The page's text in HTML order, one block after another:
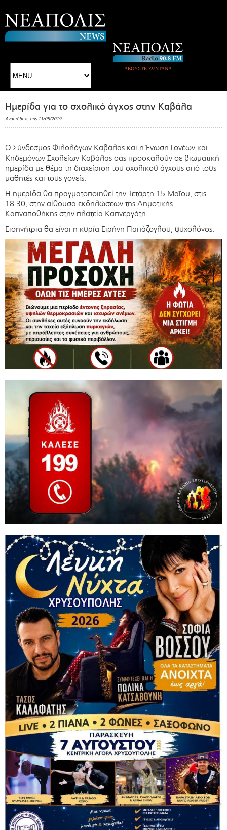
ΑΚΟΥΣΤΕ ΖΩΝΤΑΝΑ
Ημερίδα για το σχολικό άγχος στην Καβάλα
Αναρτήθηκε στις 11/05/2019
Ο Σύνδεσμος Φιλολόγων Καβάλας και η Ένωση Γονέων και
Κηδεμόνων Σχολείων Καβάλας σας προσκαλούν σε βιωματική
ημερίδα με θέμα τη διαχείριση του σχολικού άγχους από τους
μαθητές και τους γονείς.
Η ημερίδα θα πραγματοποιηθεί την Τετάρτη 15 Μαΐου, στις
18.30, στην αίθουσα εκδηλώσεων της Δημοτικής
Καπναποθήκης στην πλατεία Καπνεργάτη.
Εισηγήτρια θα είναι η κυρία Ειρήνη Παπάζογλου, ψυχολόγος.